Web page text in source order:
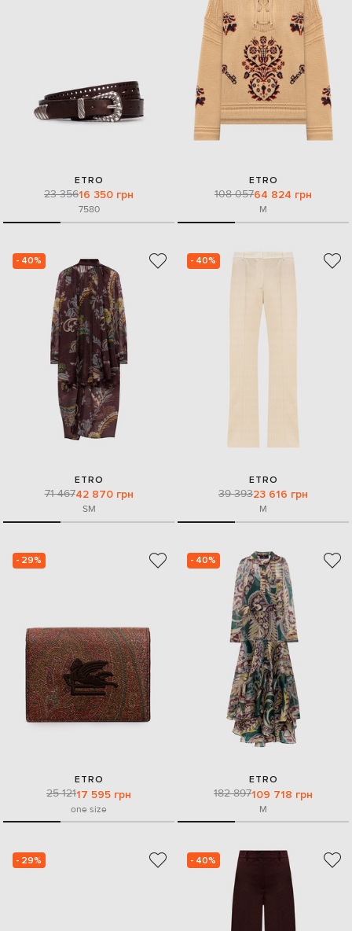
ETRO
23 35616 350 грн
7580
ETRO
108 05764 824 грн
M
- 40%
ETRO
71 46742 870 грн
SM
- 40%
ETRO
39 39323 616 грн
M
- 29%
ETRO
25 12117 595 грн
one size
- 40%
ETRO
182 897109 718 грн
M
- 29% - 40%